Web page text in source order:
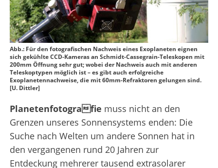
Abb.: Für den fotografischen Nachweis eines Exoplaneten eignen
sich gekühlte CCD-Kameras an Schmidt-Cassegrain-Teleskopen mit
200mm Öffnung sehr gut; wobei der Nachweis auch mit anderen
Teleskoptypen möglich ist – es gibt auch erfolgreiche
Exoplanetennachweise, die mit 60mm-Refraktoren gelungen sind.
[U. Dittler]
Planetenfotografie muss nicht an den
Grenzen unseres Sonnensystems enden: Die
Suche nach Welten um andere Sonnen hat in
den vergangenen rund 20 Jahren zur
Entdeckung mehrerer tausend extrasolarer